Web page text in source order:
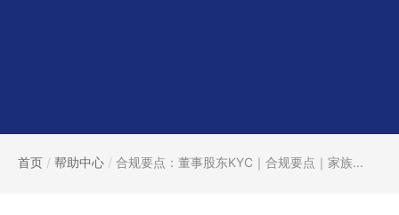
首页 / 帮助中心 / 合规要点：董事股东KYC｜合规要点｜家族...